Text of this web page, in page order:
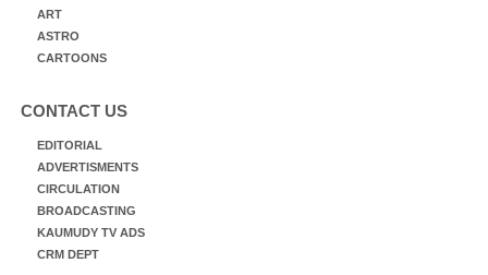
ART
ASTRO
CARTOONS
CONTACT US
EDITORIAL
ADVERTISMENTS
CIRCULATION
BROADCASTING
KAUMUDY TV ADS
CRM DEPT